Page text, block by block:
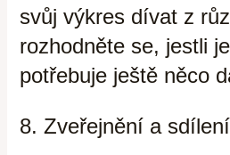
svůj výkres dívat z
rozhodněte se, jestli
potřebuje ještě něco
8. Zveřejnění a sdílení